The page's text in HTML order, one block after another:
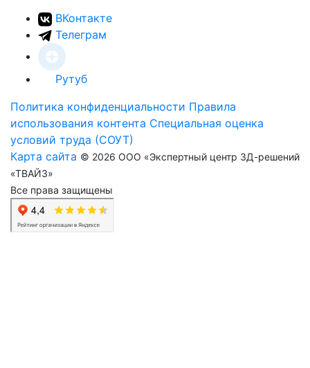
ВКонтакте
Телеграм
Рутуб
Политика конфиденциальности Правила
использования контента Специальная оценка
условий труда (СОУТ)
Карта сайта © 2026 ООО «Экспертный центр 3Д-решений
«ТВАЙЗ»
Все права защищены